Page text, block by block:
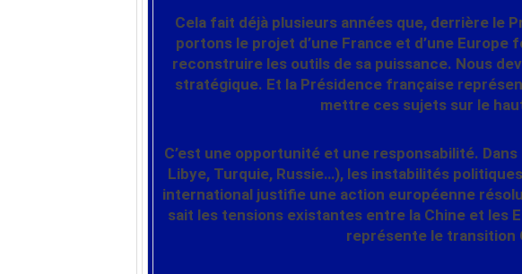
Cela fait déjà plusieurs années que, derrière le
portons le projet d’une France et d’une Europe
reconstruire les outils de sa puissance. Nous
stratégique. Et la Présidence française
mettre ces sujets sur le
C’est une opportunité et une responsabilité.
Libye, Turquie, Russie…), les instabilités
international justifie une action européenne
sait les tensions existantes entre la Chine et les
représente le transition